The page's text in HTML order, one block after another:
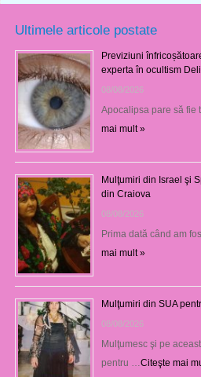
Ultimele articole postate
Previziuni
experta în ocultism
08/08/2026
Apocalipsa pare să fie
mai mult »
Mulţumiri din Israel şi
din Craiova
08/08/2026
Prima dată când am
mai mult »
Mulţumiri din SUA
08/08/2026
Mulţumesc şi pe
pentru … Citeşte mai